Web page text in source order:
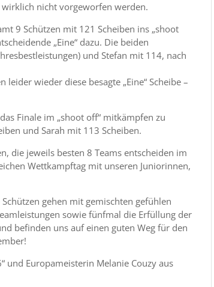
nicht vorgeworfen werden.
9 Schützen mit 121 Scheiben ins „shoot
„Eine“ dazu. Die beiden
und Stefan mit 114, nach
wieder diese besagte „Eine“ Scheibe –
Finale im „shoot off“ mitkämpfen zu
und Sarah mit 113 Scheiben.
die jeweils besten 8 Teams entscheiden im
Wettkampftag mit unseren Juniorinnen,
gehen mit gemischten gefühlen
sowie fünfmal die Erfüllung der
befinden uns auf einen guten Weg für den
und Europameisterin Melanie Couzy aus